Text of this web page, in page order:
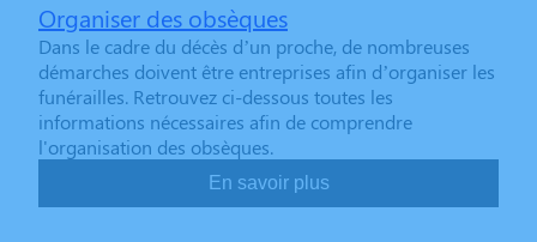
Organiser des obsèques
Dans le cadre du décès d’un proche, de nombreuses
démarches doivent être entreprises afin d’organiser les
funérailles. Retrouvez ci-dessous toutes les
informations nécessaires afin de comprendre
l'organisation des obsèques.
En savoir plus